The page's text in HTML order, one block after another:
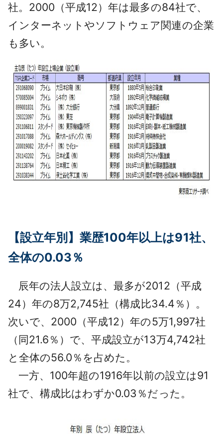
社。2000（平成12）年は最多の84社で、
インターネットやソフトウェア関連の企業
も多い。
【設立年別】業歴100年以上は91社、
全体の0.03％
辰年の法人設立は、最多が2012（平成
24）年の8万2,745社（構成比34.4％）。
次いで、2000（平成12）年の5万1,997社
（同21.6％）で、平成設立が13万4,742社
と全体の56.0％を占めた。
一方、100年超の1916年以前の設立は91
社で、構成比はわずか0.03％だった。